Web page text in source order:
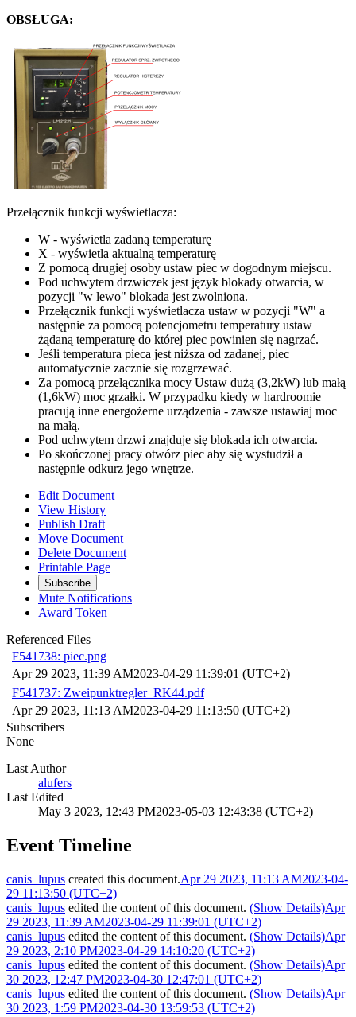
OBSŁUGA:
Przełącznik funkcji wyświetlacza:
W - wyświetla zadaną temperaturę
X - wyświetla aktualną temperaturę
Z pomocą drugiej osoby ustaw piec w dogodnym miejscu.
Pod uchwytem drzwiczek jest język blokady otwarcia, w
pozycji "w lewo" blokada jest zwolniona.
Przełącznik funkcji wyświetlacza ustaw w pozycji "W" a
następnie za pomocą potencjometru temperatury ustaw
żądaną temperaturę do której piec powinien się nagrzać.
Jeśli temperatura pieca jest niższa od zadanej, piec
automatycznie zacznie się rozgrzewać.
Za pomocą przełącznika mocy Ustaw dużą (3,2kW) lub małą
(1,6kW) moc grzałki. W przypadku kiedy w hardroomie
pracują inne energożerne urządzenia - zawsze ustawiaj moc
na małą.
Pod uchwytem drzwi znajduje się blokada ich otwarcia.
Po skończonej pracy otwórz piec aby się wystudził a
następnie odkurz jego wnętrze.
Edit Document
View History
Publish Draft
Move Document
Delete Document
Printable Page
Subscribe
Mute Notifications
Award Token
Referenced Files
F541738: piec.png
Apr 29 2023, 11:39 AM2023-04-29 11:39:01 (UTC+2)
F541737: Zweipunktregler_RK44.pdf
Apr 29 2023, 11:13 AM2023-04-29 11:13:50 (UTC+2)
Subscribers
None
Last Author
alufers
Last Edited
May 3 2023, 12:43 PM2023-05-03 12:43:38 (UTC+2)
Event Timeline
canis_lupus created this document.Apr 29 2023, 11:13 AM2023-04-
29 11:13:50 (UTC+2)
canis_lupus edited the content of this document. (Show Details)Apr
29 2023, 11:39 AM2023-04-29 11:39:01 (UTC+2)
canis_lupus edited the content of this document. (Show Details)Apr
29 2023, 2:10 PM2023-04-29 14:10:20 (UTC+2)
canis_lupus edited the content of this document. (Show Details)Apr
30 2023, 12:47 PM2023-04-30 12:47:01 (UTC+2)
canis_lupus edited the content of this document. (Show Details)Apr
30 2023, 1:59 PM2023-04-30 13:59:53 (UTC+2)